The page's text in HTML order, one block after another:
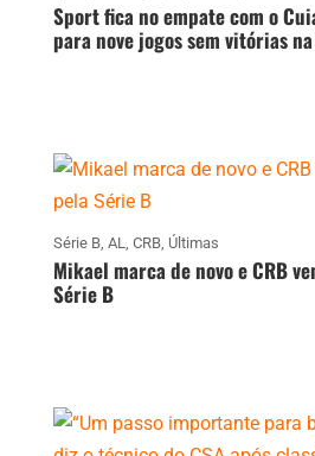
Sport fica no empate com o
para nove jogos sem vitórias
Série B, AL, CRB, Últimas
Mikael marca de novo e CRB
Série B